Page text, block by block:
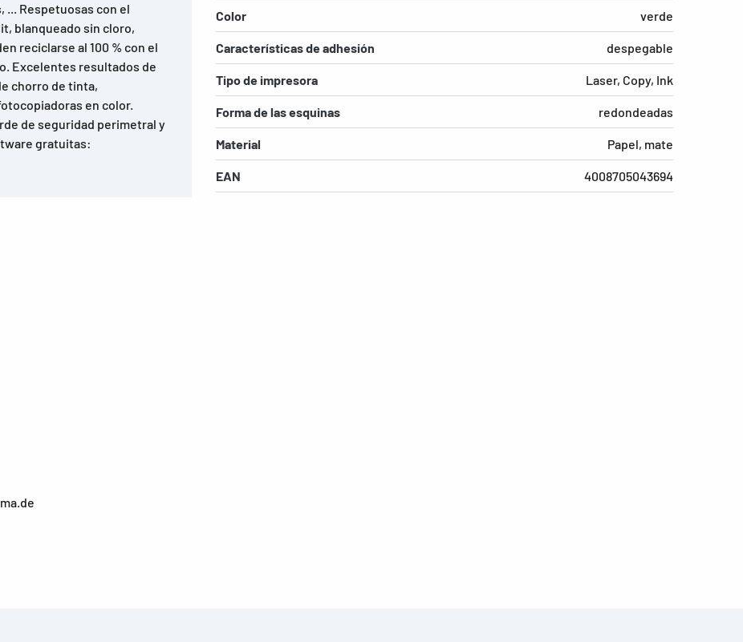
Respetuosas con el
blanqueado sin cloro,
reciclarse al 100 % con el
Excelentes resultados de
chorro de tinta,
en color.
de seguridad perimetral y
gratuitas:
Color verde
Características de adhesión despegable
Tipo de impresora Laser, Copy, Ink
Forma de las esquinas redondeadas
Material Papel, mate
EAN 4008705043694